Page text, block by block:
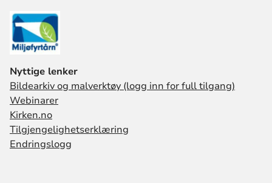
Nyttige lenker
Bildearkiv og malverktøy (logg inn for full tilgang)
Webinarer
Kirken.no
Tilgjengelighetserklæring
Endringslogg